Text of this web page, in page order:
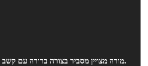
מורה מצויין מסביר בצורה ברורה עם קשב לסטודנט ושולט בחומר.